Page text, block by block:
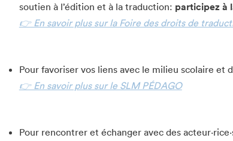
vous?
soutien à l’édition et à la traduction: participez à
👉 En savoir plus sur la Foire des droits de
Pour favoriser vos liens avec le milieu scolaire et
👉 En savoir plus sur le SLM PÉDAGO
Pour rencontrer et échanger avec des